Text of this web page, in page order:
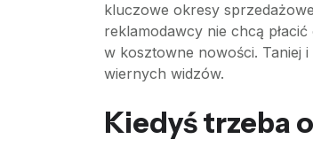
kluczowe okresy
reklamodawcy nie chcą
w kosztowne nowości. Taniej
wiernych widzów.
Kiedyś trzeba